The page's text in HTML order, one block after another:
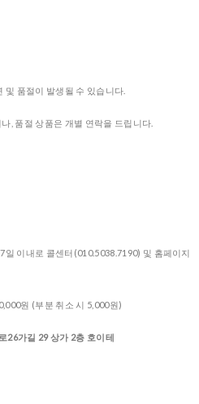
및 품절이 발생될 수 있습니다.
, 품절 상품은 개별 연락을 드립니다.
일 이내로 콜센터(010.5038.7190) 및 홈페이지
원 (부분 취소 시 5,000원)
26가길 29 상가 2층 호이테